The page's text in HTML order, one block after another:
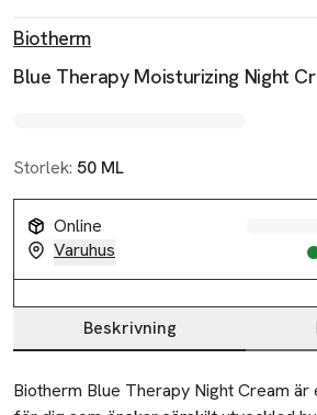
Biotherm
Blue Therapy Moisturizing Night
Storlek: 50 ML
Online
Varuhus
Beskrivning
Beskrivning
Biotherm Blue Therapy Night Cream är